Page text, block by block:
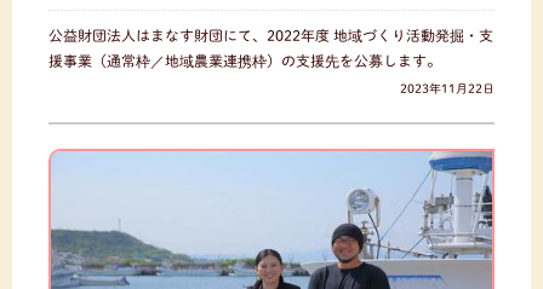
公益財団法人はまなす財団にて、2022年度 地域づくり活動発掘・支
援事業（通常枠／地域農業連携枠）の支援先を公募します。
2023年11月22日